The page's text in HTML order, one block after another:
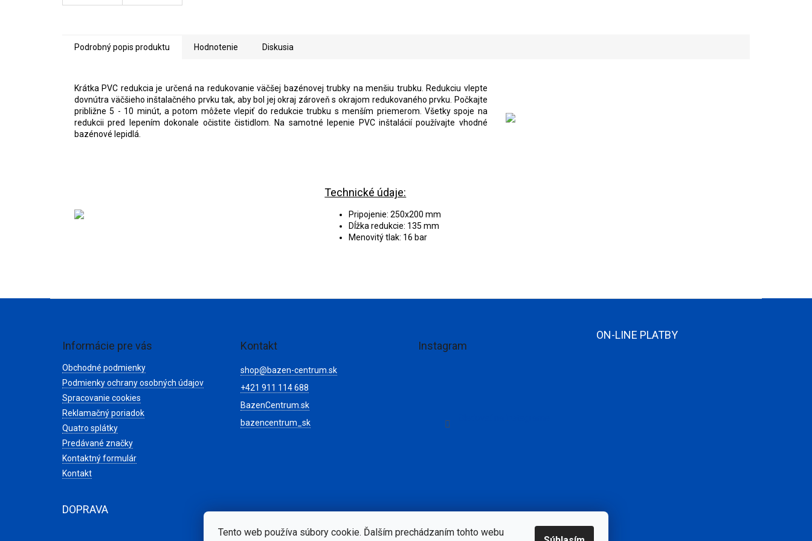
Tento web používa súbory cookie. Ďalším prechádzaním tohto webu
M
O
Podrobný popis produktu Hodnotenie Diskusia
Krátka PVC redukcia je určená na redukovanie väčšej bazénovej trubky na menšiu trubku. Redukciu vlepte
dovnútra väčšieho inštalačného prvku tak, aby bol jej okraj zároveň s okrajom redukovaného prvku. Počkajte
približne 5 - 10 minút, a potom môžete vlepiť do redukcie trubku s menším priemerom. Všetky spoje na
redukcii pred lepením dokonale očistite čistidlom. Na samotné lepenie PVC inštalácií používajte vhodné
bazénové lepidlá.
Technické údaje:
Pripojenie: 250x200 mm
Dĺžka redukcie: 135 mm
Menovitý tlak: 16 bar
Informácie pre vás
Obchodné podmienky
Podmienky ochrany osobných údajov
Spracovanie cookies
Reklamačný poriadok
Quatro splátky
Predávané značky
Kontaktný formulár
Kontakt
Kontakt
shop@bazen-centrum.sk
+421 911 114 688
BazenCentrum.sk
bazencentrum_sk
Instagram
ON-LINE PLATBY
DOPRAVA